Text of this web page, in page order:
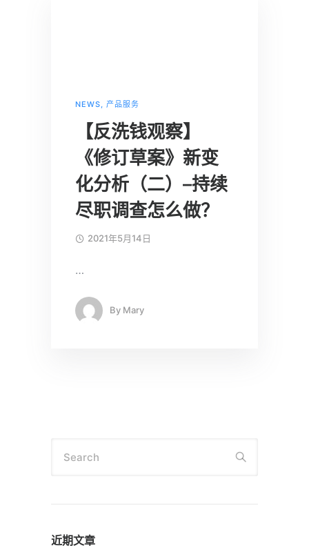
NEWS 产品服务
【反洗钱观察】
《修订草案》新变
化分析（二）–持续
尽职调查怎么做？
2021年5月14日
…
By Mary
Search
近期文章